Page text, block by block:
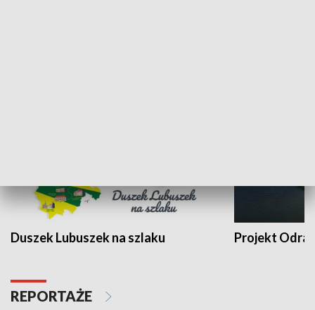
Duszek Lubuszek na szlaku Projekt Odra
REPORTAŻE